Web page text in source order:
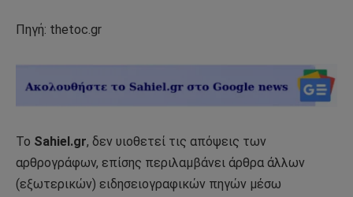
Πηγή: thetoc.gr
Το Sahiel.gr, δεν υιοθετεί τις απόψεις των
αρθρογράφων, επίσης περιλαμβάνει άρθρα άλλων
(εξωτερικών) ειδησειογραφικών πηγών μέσω